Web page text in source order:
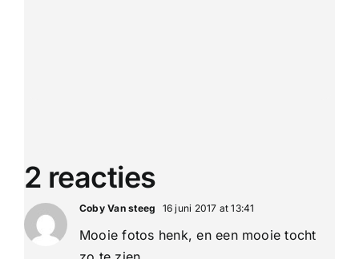
2 reacties
Coby Van steeg 16 juni 2017 at 13:41
Mooie fotos henk, en een mooie tocht